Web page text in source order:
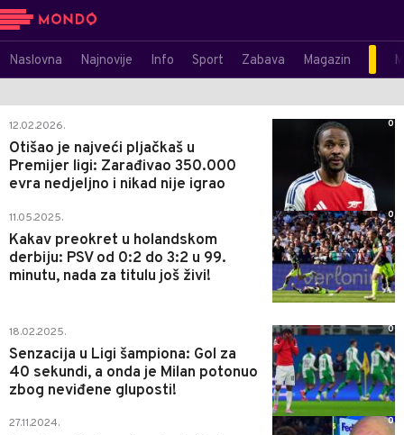
Naslovna Najnovije Info Sport Zabava Magazin
12.02.2026.
Otišao je najveći pljačkaš u
Premijer ligi: Zarađivao 350.000
evra nedjeljno i nikad nije igrao
0
11.05.2025.
Kakav preokret u holandskom
derbiju: PSV od 0:2 do 3:2 u 99.
minutu, nada za titulu još živi!
0
18.02.2025.
Senzacija u Ligi šampiona: Gol za
40 sekundi, a onda je Milan potonuo
zbog neviđene gluposti!
0
27.11.2024. 0